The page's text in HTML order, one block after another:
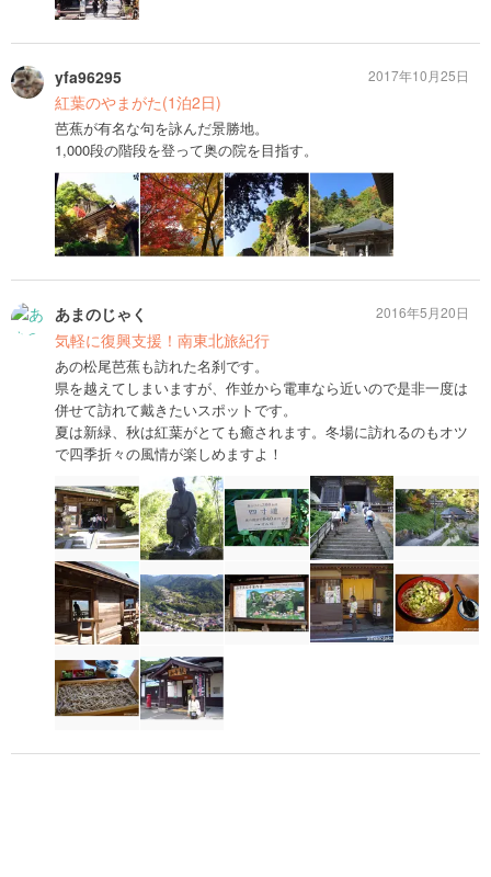
yfa96295
紅葉のやまがた(1泊2日)
芭蕉が有名な句を詠んだ景勝地。
1,000段の階段を登って奥の院を目指す。
2017年10月25日
あまのじゃく
気軽に復興支援！南東北旅紀行
あの松尾芭蕉も訪れた名刹です。
県を越えてしまいますが、作並から電車なら近いので是非一度は
併せて訪れて戴きたいスポットです。
夏は新緑、秋は紅葉がとても癒されます。冬場に訪れるのもオツ
で四季折々の風情が楽しめますよ！
2016年5月20日